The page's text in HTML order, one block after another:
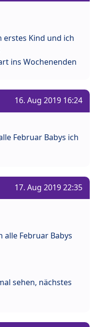
erstes Kind und ich
ins Wochenenden
16. Aug 2019 16:24
Februar Babys ich
17. Aug 2019 22:35
alle Februar Babys
sehen, nächstes